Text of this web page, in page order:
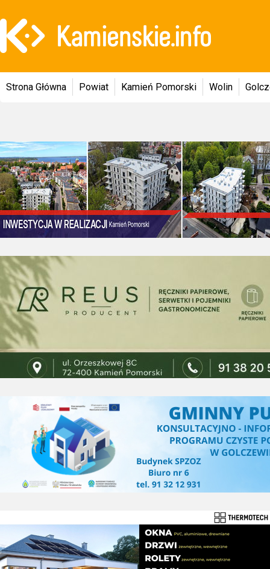
Strona Główna Powiat Kamień Pomorski Wolin